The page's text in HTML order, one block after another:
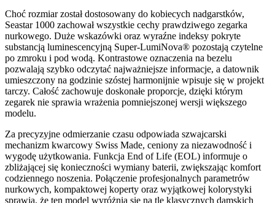
Choć rozmiar został dostosowany do kobiecych nadgarstków,
Seastar 1000 zachował wszystkie cechy prawdziwego zegarka
nurkowego. Duże wskazówki oraz wyraźne indeksy pokryte
substancją luminescencyjną Super-LumiNova® pozostają czytelne
po zmroku i pod wodą. Kontrastowe oznaczenia na bezelu
pozwalają szybko odczytać najważniejsze informacje, a datownik
umieszczony na godzinie szóstej harmonijnie wpisuje się w projekt
tarczy. Całość zachowuje doskonałe proporcje, dzięki którym
zegarek nie sprawia wrażenia pomniejszonej wersji większego
modelu.
Za precyzyjne odmierzanie czasu odpowiada szwajcarski
mechanizm kwarcowy Swiss Made, ceniony za niezawodność i
wygodę użytkowania. Funkcja End of Life (EOL) informuje o
zbliżającej się konieczności wymiany baterii, zwiększając komfort
codziennego noszenia. Połączenie profesjonalnych parametrów
nurkowych, kompaktowej koperty oraz wyjątkowej kolorystyki
sprawia, że ten model wyróżnia się na tle klasycznych damskich